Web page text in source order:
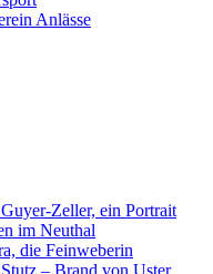
Anlässe
Zeller, ein Portrait
im Neuthal
die Feinweberin
– Brand von Uster